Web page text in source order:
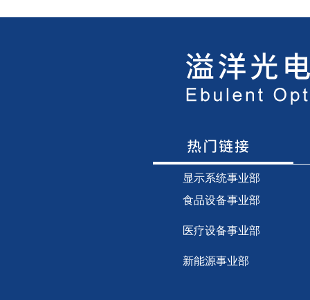
显示系统事业部
食品设备事业部
医疗设备事业部
新能源事业部